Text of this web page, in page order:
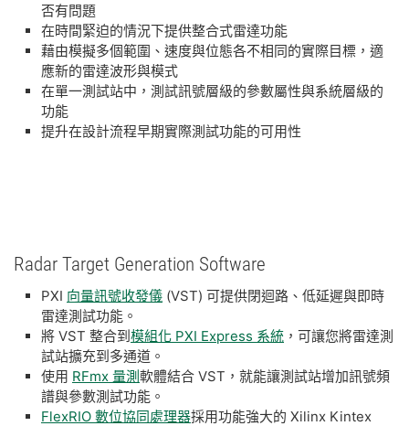
否有問題
在時間緊迫的情況下提供整合式雷達功能
藉由模擬多個範圍、速度與位態各不相同的實際目標，適
應新的雷達波形與模式
在單一測試站中，測試訊號層級的參數屬性與系統層級的
功能
提升在設計流程早期實際測試功能的可用性
Radar Target Generation Software
PXI 向量訊號收發儀 (VST) 可提供閉迴路、低延遲與即時
雷達測試功能。
將 VST 整合到模組化 PXI Express 系統 ，可讓您將雷達測
試站擴充到多通道。
使用 RFmx 量測軟體結合 VST，就能讓測試站增加訊號頻
譜與參數測試功能。
FlexRIO 數位協同處理器採用功能強大的 Xilinx Kintex